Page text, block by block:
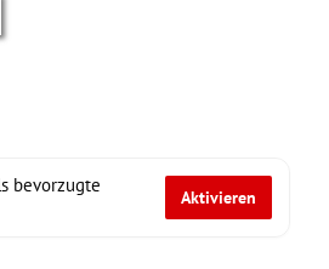
bevorzugte
Aktivieren